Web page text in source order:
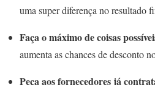
uma super diferença no resultado
Faça o máximo de coisas
aumenta as chances de desconto
Peça aos fornecedores já